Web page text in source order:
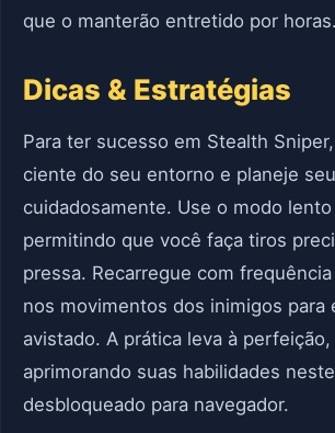
que o manterão entretido por horas.
Dicas & Estratégias
Para ter sucesso em Stealth
ciente do seu entorno e planeje
cuidadosamente. Use o modo
permitindo que você faça tiros
pressa. Recarregue com
nos movimentos dos inimigos para
avistado. A prática leva à
aprimorando suas habilidades
desbloqueado para navegador.